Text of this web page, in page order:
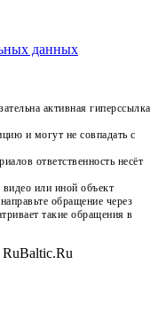
данных
активная гиперссылка
и могут не совпадать с
ответственность несёт
или иной объект
обращение через
такие обращения в